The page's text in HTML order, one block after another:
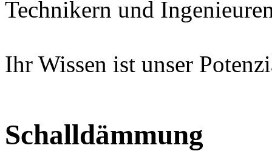
Technikern und
Ihr Wissen ist unser
Schalldämmung